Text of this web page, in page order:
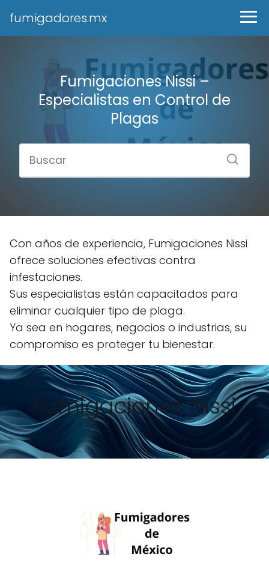
fumigadores.mx
Fumigaciones Nissi –
Especialistas en Control de
Plagas
Con años de experiencia, Fumigaciones Nissi
ofrece soluciones efectivas contra
infestaciones.
Sus especialistas están capacitados para
eliminar cualquier tipo de plaga.
Ya sea en hogares, negocios o industrias, su
compromiso es proteger tu bienestar.
Fumigaciones Nissi